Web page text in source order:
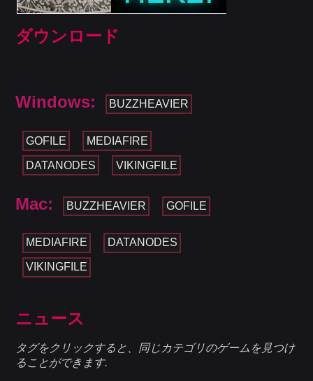
ダウンロード
Windows: BUZZHEAVIER
GOFILE MEDIAFIRE
DATANODES VIKINGFILE
Mac: BUZZHEAVIER GOFILE
MEDIAFIRE DATANODES
VIKINGFILE
ニュース
タグをクリックすると、同じカテゴリのゲームを見つけ
ることができます.